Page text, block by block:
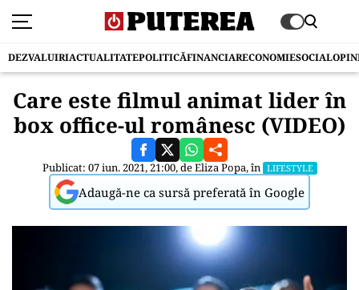
DEZVALUIRIACTUALITATEPOLITICĂFINANCIARECONOMIESOCIAL
Care este filmul animat lider în
box office-ul românesc (VIDEO)
Publicat: 07 iun. 2021, 21:00, deEliza Popa, în LIFESTYLE
Adaugă-ne ca sursă preferată în Google